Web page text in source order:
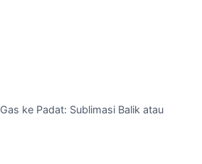
Gas ke Padat: Sublimasi Balik atau